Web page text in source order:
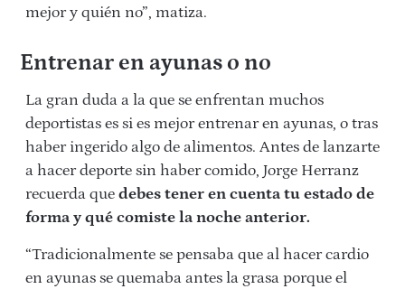
mejor y quién no”, matiza.
Entrenar en ayunas o no
La gran duda a la que se enfrentan muchos
deportistas es si es mejor entrenar en ayunas, o tras
haber ingerido algo de alimentos. Antes de lanzarte
a hacer deporte sin haber comido, Jorge Herranz
recuerda que debes tener en cuenta tu estado de
forma y qué comiste la noche anterior.
“Tradicionalmente se pensaba que al hacer cardio
en ayunas se quemaba antes la grasa porque el